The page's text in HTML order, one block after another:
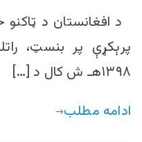
د افغانستان د
پرېکړې پر بنسټ،
۱۳۹۸هـ ش کال د […]
ادامه مطلب